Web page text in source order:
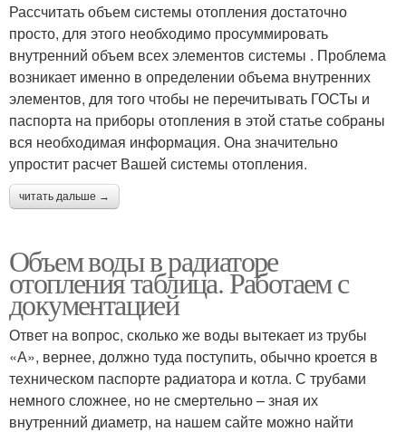
Рассчитать объем системы отопления достаточно
просто, для этого необходимо просуммировать
внутренний объем всех элементов системы . Проблема
возникает именно в определении объема внутренних
элементов, для того чтобы не перечитывать ГОСТы и
паспорта на приборы отопления в этой статье собраны
вся необходимая информация. Она значительно
упростит расчет Вашей системы отопления.
читать дальше →
Объем воды в радиаторе
отопления таблица. Работаем с
документацией
Ответ на вопрос, сколько же воды вытекает из трубы
«А», вернее, должно туда поступить, обычно кроется в
техническом паспорте радиатора и котла. С трубами
немного сложнее, но не смертельно – зная их
внутренний диаметр, на нашем сайте можно найти